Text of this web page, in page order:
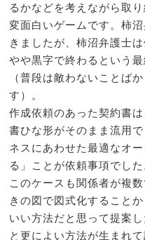
るかなどを考えながら取
変面白いゲームです。柿
きましたが、柿沼弁護士
やや黒字で終わるという
（普段は敵わないことば
す）。
作成依頼のあった契約書
書ひな形がそのまま流用
ネスにあわせた最適なオ
る」ことが依頼事項でした
このケースも関係者が複
きの図で図式化すること
いい方法だと思って提案
と更によい方法が生まれ